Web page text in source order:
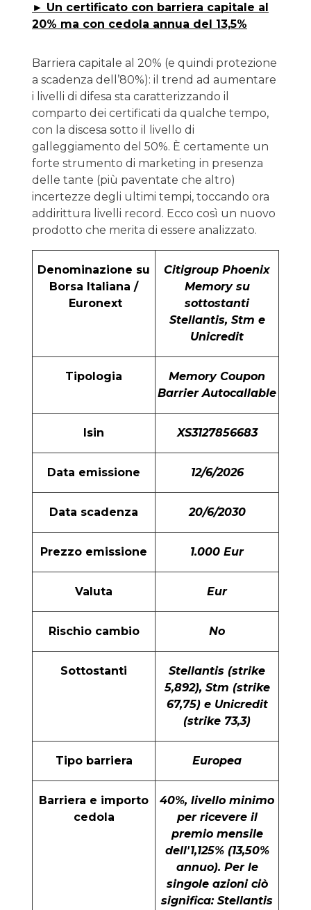
► Un certificato con barriera capitale al
20% ma con cedola annua del 13,5%
Barriera capitale al 20% (e quindi protezione
a scadenza dell’80%): il trend ad aumentare
i livelli di difesa sta caratterizzando il
comparto dei certificati da qualche tempo,
con la discesa sotto il livello di
galleggiamento del 50%. È certamente un
forte strumento di marketing in presenza
delle tante (più paventate che altro)
incertezze degli ultimi tempi, toccando ora
addirittura livelli record. Ecco così un nuovo
prodotto che merita di essere analizzato.
Denominazione su
Borsa Italiana /
Euronext
Citigroup Phoenix
Memory su
sottostanti
Stellantis, Stm e
Unicredit
Tipologia
Memory Coupon
Barrier Autocallable
Isin XS3127856683
Data emissione 12/6/2026
Data scadenza 20/6/2030
Prezzo emissione 1.000 Eur
Valuta Eur
Rischio cambio No
Sottostanti
Stellantis (strike
5,892), Stm (strike
67,75) e Unicredit
(strike 73,3)
Tipo barriera Europea
Barriera e importo
cedola
40%, livello minimo
per ricevere il
premio mensile
dell'1,125% (13,50%
annuo). Per le
singole azioni ciò
significa: Stellantis